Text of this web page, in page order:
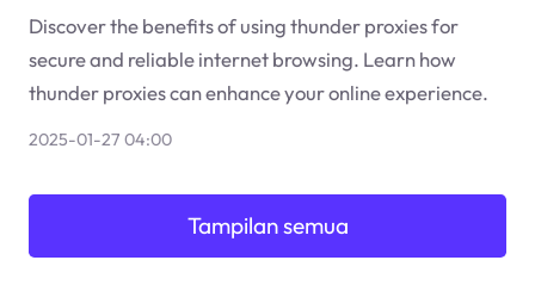
Discover the benefits of using thunder proxies for
secure and reliable internet browsing. Learn how
thunder proxies can enhance your online experience.
2025-01-27 04:00
Tampilan semua